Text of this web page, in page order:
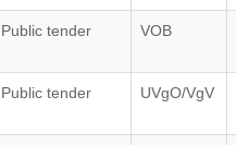
Public tender VOB
Public tender UVgO/VgV